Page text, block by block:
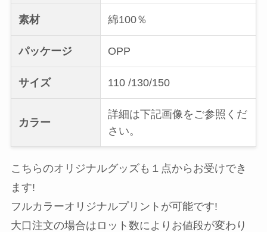
素材 綿100％
パッケージ OPP
サイズ 110 /130/150
カラー
詳細は下記画像をご参照くだ
さい。
こちらのオリジナルグッズも１点からお受けでき
ます!
フルカラーオリジナルプリントが可能です!
大口注文の場合はロット数によりお値段が変わり